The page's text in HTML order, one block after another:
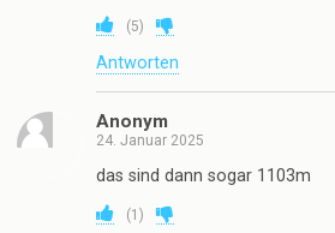
(5)
Antworten
Anonym
24. Januar 2025
das sind dann sogar 1103m
(1 )